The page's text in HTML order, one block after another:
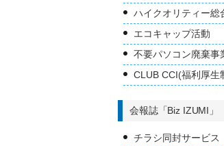
ハイクオリティー総
エコキャップ活動
不要パソコン廃棄事
CLUB CCI(福利厚生
会報誌「Biz IZUMI」
チラシ同封サービス